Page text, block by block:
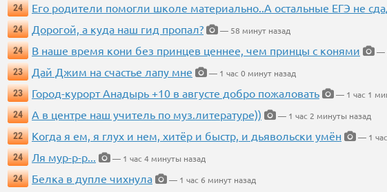
24
Его родители помогли школе материально..А остальные ЕГЭ не
24
Дорогой, а куда наш гид пропал?
— 58 минут назад
24
В наше время кони без принцев ценнее, чем принцы с конями
—
23
Дай Джим на счастье лапу мне
— 1 час 0 минут назад
23
Город-курорт Анадырь +10 в августе добро пожаловать
— 1 час 1
24
А в центре наш учитель по муз.литературе))
— 1 час 2 минуты назад
22
Когда я ем, я глух и нем, хитёр и быстр, и дьявольски умён
— 1
24
Ля мур-р-р...
— 1 час 4 минуты назад
24
Белка в дупле чихнула — 1 час 6 минут назад